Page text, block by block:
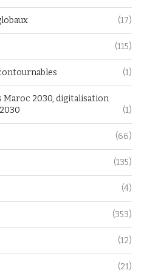
(17)
(115)
(1)
2030, digitalisation
(1)
(66)
(135)
(4)
(353)
(12)
(21)